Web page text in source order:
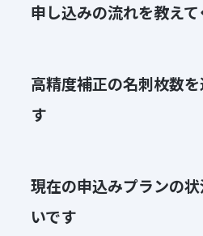
申し込みの流れを教え
高精度補正の名刺枚数
す
現在の申込みプランの
いです